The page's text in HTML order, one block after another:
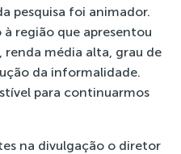
pesquisa foi animador.
região que apresentou
média alta, grau de
da informalidade.
para continuarmos
na divulgação o diretor